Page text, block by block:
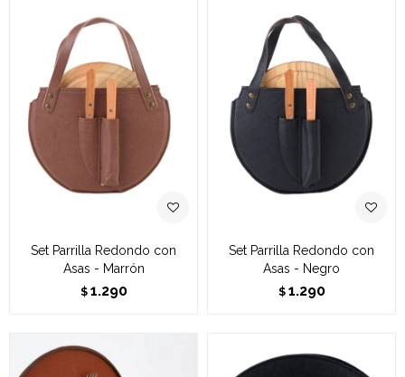
Set Parrilla Redondo con
Asas - Marrón
$ 1.290
Set Parrilla Redondo con
Asas - Negro
$ 1.290